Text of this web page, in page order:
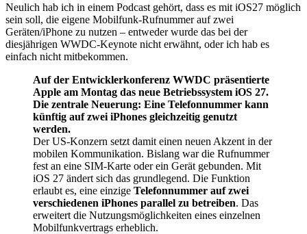
Neulich hab ich in einem Podcast gehört, dass es mit iOS27 möglich
sein soll, die eigene Mobilfunk-Rufnummer auf zwei
Geräten/iPhone zu nutzen – entweder wurde das bei der
diesjährigen WWDC-Keynote nicht erwähnt, oder ich hab es
einfach nicht mitbekommen.
Auf der Entwicklerkonferenz WWDC präsentierte
Apple am Montag das neue Betriebssystem iOS 27.
Die zentrale Neuerung: Eine Telefonnummer kann
künftig auf zwei iPhones gleichzeitig genutzt
werden.
Der US-Konzern setzt damit einen neuen Akzent in der
mobilen Kommunikation. Bislang war die Rufnummer
fest an eine SIM-Karte oder ein Gerät gebunden. Mit
iOS 27 ändert sich das grundlegend. Die Funktion
erlaubt es, eine einzige Telefonnummer auf zwei
verschiedenen iPhones parallel zu betreiben. Das
erweitert die Nutzungsmöglichkeiten eines einzelnen
Mobilfunkvertrags erheblich.